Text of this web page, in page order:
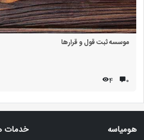
موسسه ثبت قول و قرارها
۰ 4
هومیاسه خدمات